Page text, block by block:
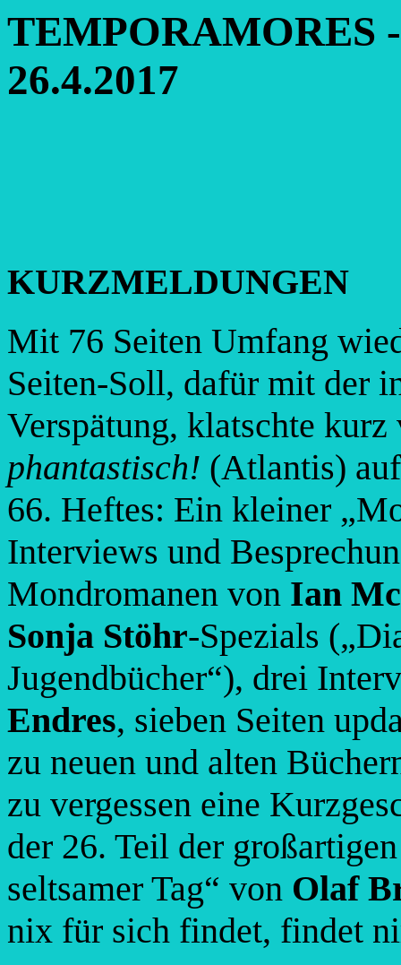
TEMPORAMORES
26.4.2017
KURZMELDUNGEN
Mit 76 Seiten Umfang
Seiten-Soll, dafür mit der
Verspätung, klatschte
phantastisch! (Atlantis)
66. Heftes: Ein kleiner
Interviews und
Mondromanen von Ian
Sonja Stöhr-Spezials
Jugendbücher“), drei
Endres, sieben Seiten
zu neuen und alten
zu vergessen eine
der 26. Teil der
seltsamer Tag“ von Olaf
nix für sich findet, findet